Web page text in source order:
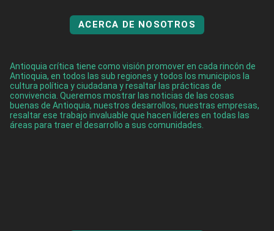
ACERCA DE NOSOTROS
Antioquia crítica tiene como visión promover en cada rincón de
Antioquia, en todos las sub regiones y todos los municipios la
cultura política y ciudadana y resaltar las prácticas de
convivencia. Queremos mostrar las noticias de las cosas
buenas de Antioquia, nuestros desarrollos, nuestras empresas,
resaltar ese trabajo invaluable que hacen líderes en todas las
áreas para traer el desarrollo a sus comunidades.